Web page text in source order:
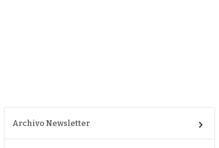
Archivo Newsletter